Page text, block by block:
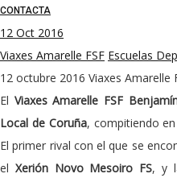
CONTACTA
12 Oct 2016
Viaxes Amarelle FSF Escuelas
12 octubre 2016 Viaxes Amarelle
El Viaxes Amarelle FSF
Local de Coruña, compitiendo
El primer rival con el que se
el Xerión Novo Mesoiro FS, y